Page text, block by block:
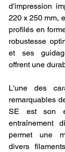
d'impression
220 x 250 mm,
profilés en
robustesse
et ses
offrent une
L'une des
remarquables
SE est son
entraînement
permet une
divers